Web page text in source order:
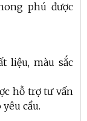
phú được
liệu, màu sắc
hỗ trợ tư vấn
cầu.